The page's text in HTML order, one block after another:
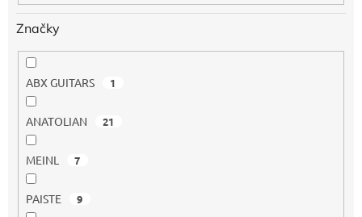
Značky
ABX GUITARS 1
ANATOLIAN 21
MEINL 7
PAISTE 9